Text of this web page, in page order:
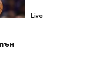
Live